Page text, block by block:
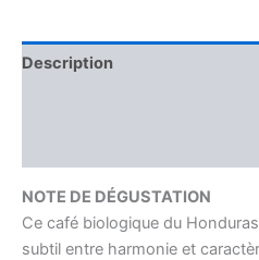
Description
NOTE DE DÉGUSTATION
Ce café biologique du
subtil entre harmonie et